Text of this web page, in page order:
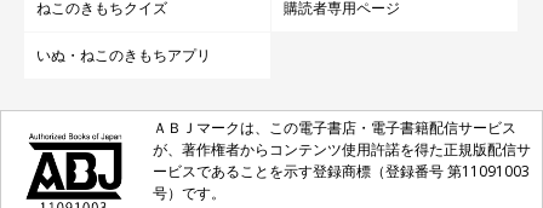
ねこのきもちクイズ 購読者専用ページ
いぬ・ねこのきもちアプリ
ＡＢＪマークは、この電子書店・電子書籍配信サービス
が、著作権者からコンテンツ使用許諾を得た正規版配信サ
ービスであることを示す登録商標（登録番号 第11091003
号）です。